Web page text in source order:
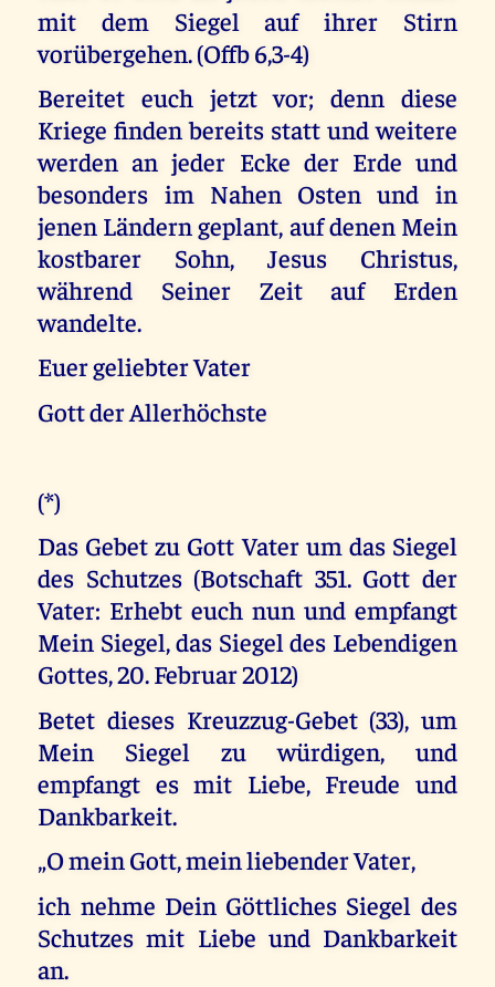
mit dem Siegel auf ihrer Stirn
vorübergehen. (Offb 6,3-4)
Bereitet euch jetzt vor; denn diese
Kriege finden bereits statt und weitere
werden an jeder Ecke der Erde und
besonders im Nahen Osten und in
jenen Ländern geplant, auf denen Mein
kostbarer Sohn, Jesus Christus,
während Seiner Zeit auf Erden
wandelte.
Euer geliebter Vater
Gott der Allerhöchste
(*)
Das Gebet zu Gott Vater um das Siegel
des Schutzes (Botschaft 351. Gott der
Vater: Erhebt euch nun und empfangt
Mein Siegel, das Siegel des Lebendigen
Gottes, 20. Februar 2012)
Betet dieses Kreuzzug-Gebet (33), um
Mein Siegel zu würdigen, und
empfangt es mit Liebe, Freude und
Dankbarkeit.
„O mein Gott, mein liebender Vater,
ich nehme Dein Göttliches Siegel des
Schutzes mit Liebe und Dankbarkeit
an.